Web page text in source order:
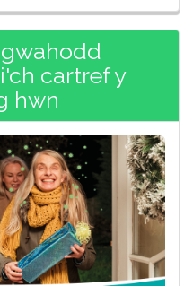
cartref y
hwn